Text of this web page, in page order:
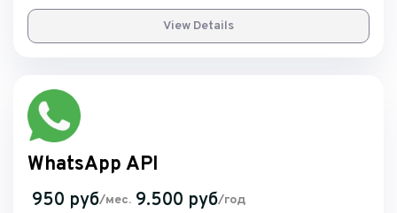
View Details
WhatsApp API
950 руб/мес. 9.500 руб/год